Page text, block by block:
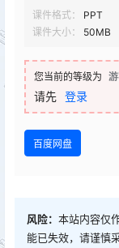
课件格式：
PPT
课件大小：
50MB
您当前的等级为
请先 登录
百度网盘
风险： 本站内容仅
能已失效，请谨慎采